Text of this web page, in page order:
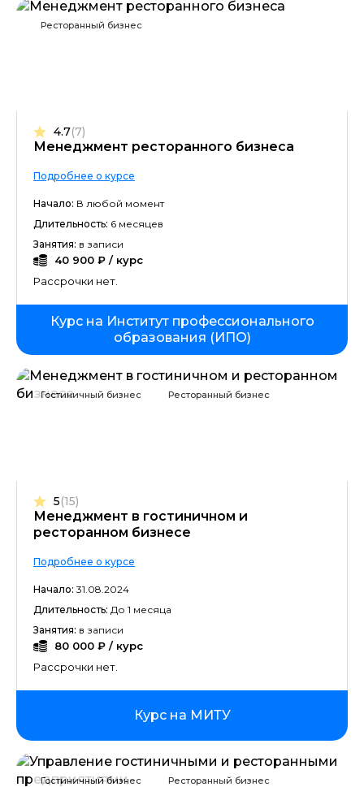
Ресторанный бизнес
Менеджмент ресторанного бизнеса
4.7(7)
Подробнее о курсе
Начало: В любой момент
Длительность: 6 месяцев
Занятия: в записи
40 900 ₽ / курс
Рассрочки нет.
Курс на Институт профессионального
образования (ИПО)
Гостиничный бизнес Ресторанный бизнес
Менеджмент в гостиничном и
ресторанном бизнесе
5(15)
Подробнее о курсе
Начало: 31.08.2024
Длительность: До 1 месяца
Занятия: в записи
80 000 ₽ / курс
Рассрочки нет.
Курс на МИТУ
Гостиничный бизнес Ресторанный бизнес